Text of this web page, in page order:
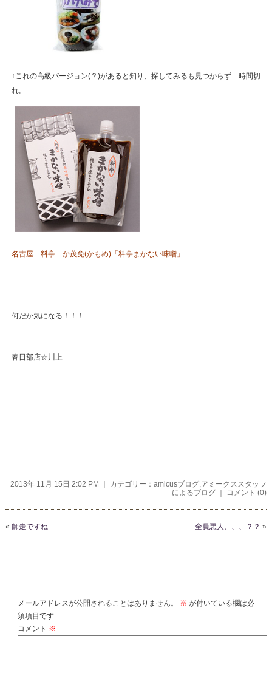
↑これの高級バージョン(？)があると知り、探してみるも見つからず…時間切
れ。
名古屋 料亭 か茂免(かもめ)「料亭まかない味噌」
何だか気になる！！！
春日部店☆川上
2013年 11月 15日 2:02 PM ｜ カテゴリー：amicusブログ,アミークススタッフ
によるブログ
コメント (0)
« 師走ですね 全員悪人、、、？？ »
メールアドレスが公開されることはありません。 ※ が付いている欄は必
須項目です
コメント ※